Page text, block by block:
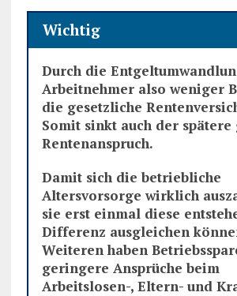
Wichtig
Durch die
Arbeitnehmer also weniger
die gesetzliche
Somit sinkt auch der spätere
Rentenanspruch.
Damit sich die betriebliche
Altersvorsorge wirklich
sie erst einmal diese
Differenz ausgleichen
Weiteren haben
geringere Ansprüche beim
Arbeitslosen-, Eltern- und